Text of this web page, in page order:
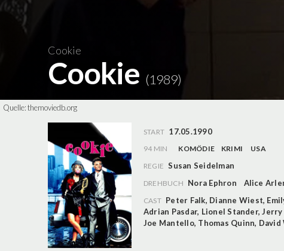
Cookie
Cookie (1989)
Quelle:themoviedb.org
START 17.05.1990
94 MIN KOMÖDIE KRIMI
USA
REGIE Susan Seidelman
DREHBUCH Nora Ephron Alice
CAST Peter Falk, Dianne Wiest,
Adrian Pasdar, Lionel Stander,Jerry
Joe Mantello, Thomas Quinn, David